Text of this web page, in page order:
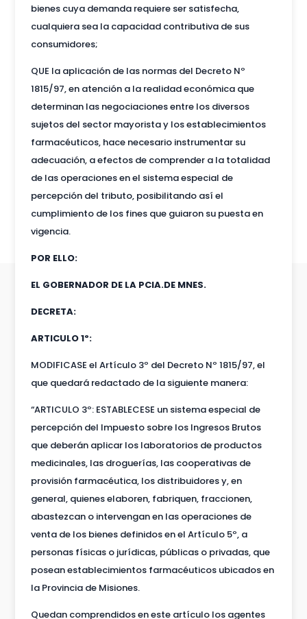
bienes cuya demanda requiere ser satisfecha,
cualquiera sea la capacidad contributiva de sus
consumidores;
QUE la aplicación de las normas del Decreto Nº
1815/97, en atención a la realidad económica que
determinan las negociaciones entre los diversos
sujetos del sector mayorista y los establecimientos
farmacéuticos, hace necesario instrumentar su
adecuación, a efectos de comprender a la totalidad
de las operaciones en el sistema especial de
percepción del tributo, posibilitando así el
cumplimiento de los fines que guiaron su puesta en
vigencia.
POR ELLO:
EL GOBERNADOR DE LA PCIA.DE MNES.
DECRETA:
ARTICULO 1º:
MODIFICASE el Artículo 3º del Decreto Nº 1815/97, el
que quedará redactado de la siguiente manera:
“ARTICULO 3º: ESTABLECESE un sistema especial de
percepción del Impuesto sobre los Ingresos Brutos
que deberán aplicar los laboratorios de productos
medicinales, las droguerías, las cooperativas de
provisión farmacéutica, los distribuidores y, en
general, quienes elaboren, fabriquen, fraccionen,
abastezcan o intervengan en las operaciones de
venta de los bienes definidos en el Artículo 5º, a
personas físicas o jurídicas, públicas o privadas, que
posean establecimientos farmacéuticos ubicados en
la Provincia de Misiones.
Quedan comprendidos en este artículo los agentes